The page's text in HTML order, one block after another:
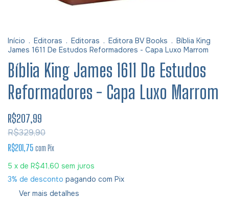
Início . Editoras . Editoras . Editora BV Books . Bíblia King
James 1611 De Estudos Reformadores - Capa Luxo Marrom
Bíblia King James 1611 De Estudos
Reformadores - Capa Luxo Marrom
R$207,99
R$329,90
R$201,75 com Pix
5 x de R$41,60 sem juros
3% de desconto pagando com Pix
Ver mais detalhes